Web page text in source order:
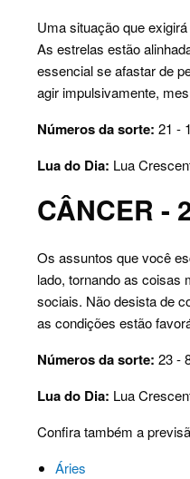
Uma situação que
As estrelas estão
essencial se afastar de
agir impulsivamente,
Números da sorte: 21 -
Lua do Dia: Lua
CÂNCER -
Os assuntos que você
lado, tornando as coisas
sociais. Não desista de
as condições estão
Números da sorte: 23 -
Lua do Dia: Lua
Confira também a
Áries